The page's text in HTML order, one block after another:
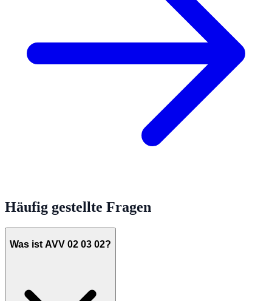
Häufig gestellte Fragen
Was ist AVV 02 03 02?